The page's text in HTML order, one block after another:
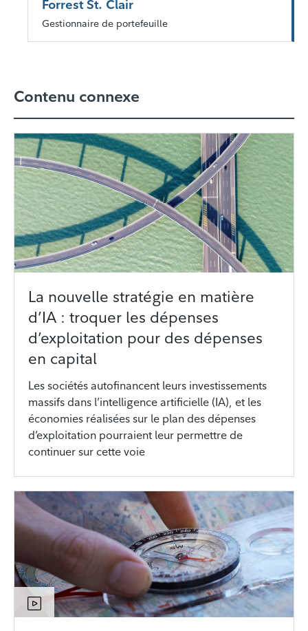
Forrest St. Clair
Gestionnaire de portefeuille
Contenu connexe
La nouvelle stratégie en matière
d’IA : troquer les dépenses
d’exploitation pour des dépenses
en capital
Les sociétés autofinancent leurs investissements
massifs dans l’intelligence artificielle (IA), et les
économies réalisées sur le plan des dépenses
d’exploitation pourraient leur permettre de
continuer sur cette voie